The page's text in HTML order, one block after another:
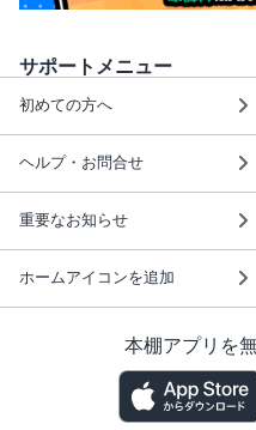
サポートメニュー
初めての方へ
ヘルプ・お問合せ
重要なお知らせ
ホームアイコンを追加
本棚アプリを